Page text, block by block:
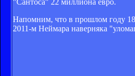
Напомним, что в прошлом году
2011-м Неймара наверняка